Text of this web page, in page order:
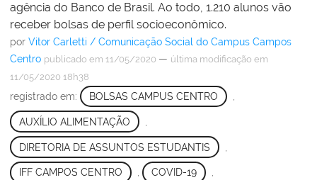
agência do Banco de Brasil. Ao todo, 1.210 alunos vão
receber bolsas de perfil socioeconômico.
por Vitor Carletti / Comunicação Social do Campus Campos
Centro publicado em 11/05/2020 — última modificação em
11/05/2020 18h38
registrado em: BOLSAS CAMPUS CENTRO
AUXÍLIO ALIMENTAÇÃO
DIRETORIA DE ASSUNTOS ESTUDANTIS
IFF CAMPOS CENTRO , COVID-19 ,